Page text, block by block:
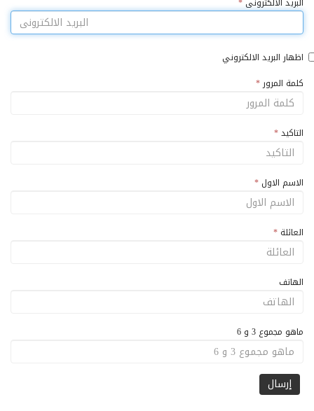
اظهار البريد الالكتروني
كلمة المرور *
التاكيد*
الاسم الاول *
العائلة *
الهاتف
ماهو مجموع 3 و 6